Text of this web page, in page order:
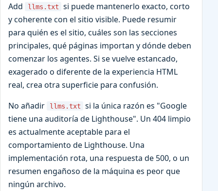
Add
llms.txt
si puede mantenerlo exacto, corto
y coherente con el sitio visible. Puede resumir
para quién es el sitio, cuáles son las secciones
principales, qué páginas importan y dónde deben
comenzar los agentes. Si se vuelve estancado,
exagerado o diferente de la experiencia HTML
real, crea otra superficie para confusión.
No añadir
llms.txt
si la única razón es "Google
tiene una auditoría de Lighthouse". Un 404 limpio
es actualmente aceptable para el
comportamiento de Lighthouse. Una
implementación rota, una respuesta de 500, o un
resumen engañoso de la máquina es peor que
ningún archivo.